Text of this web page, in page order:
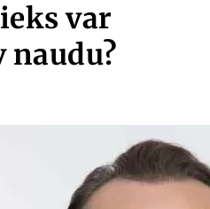
var
naudu?